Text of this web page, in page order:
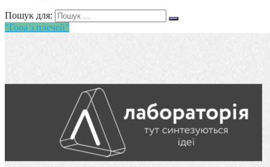
Пошук для:
"Гора з плечей"